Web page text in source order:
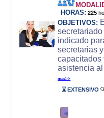
HORAS: 225
OBJETIVOS:
indicado
secretarias
capacitados
asistencia
mas>>
⌛ EXTENSIVO
◄